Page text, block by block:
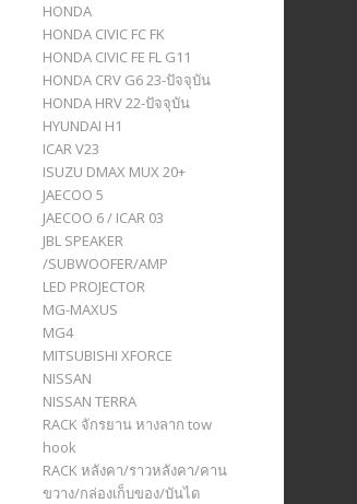
HONDA
HONDA CIVIC FC FK
HONDA CIVIC FE FL G11
HONDA CRV G6 23-ปัจจุบัน
HONDA HRV 22-ปัจจุบัน
HYUNDAI H1
ICAR V23
ISUZU DMAX MUX 20+
JAECOO 5
JAECOO 6 / ICAR 03
JBL SPEAKER
/SUBWOOFER/AMP
LED PROJECTOR
MG-MAXUS
MG4
MITSUBISHI XFORCE
NISSAN
NISSAN TERRA
RACK จักรยาน หางลาก tow
hook
RACK หลังคา/ราวหลังคา/คาน
ขวาง/กล่องเก็บของ/บันได